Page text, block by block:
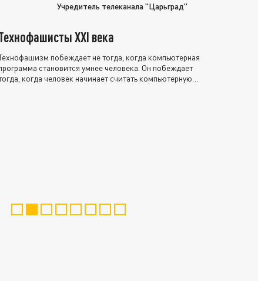
Учредитель телеканала "Царьград"
XXI века
побеждает не тогда, когда компьютерная
становится умнее человека. Он побеждает
когда человек начинает считать компьютерную